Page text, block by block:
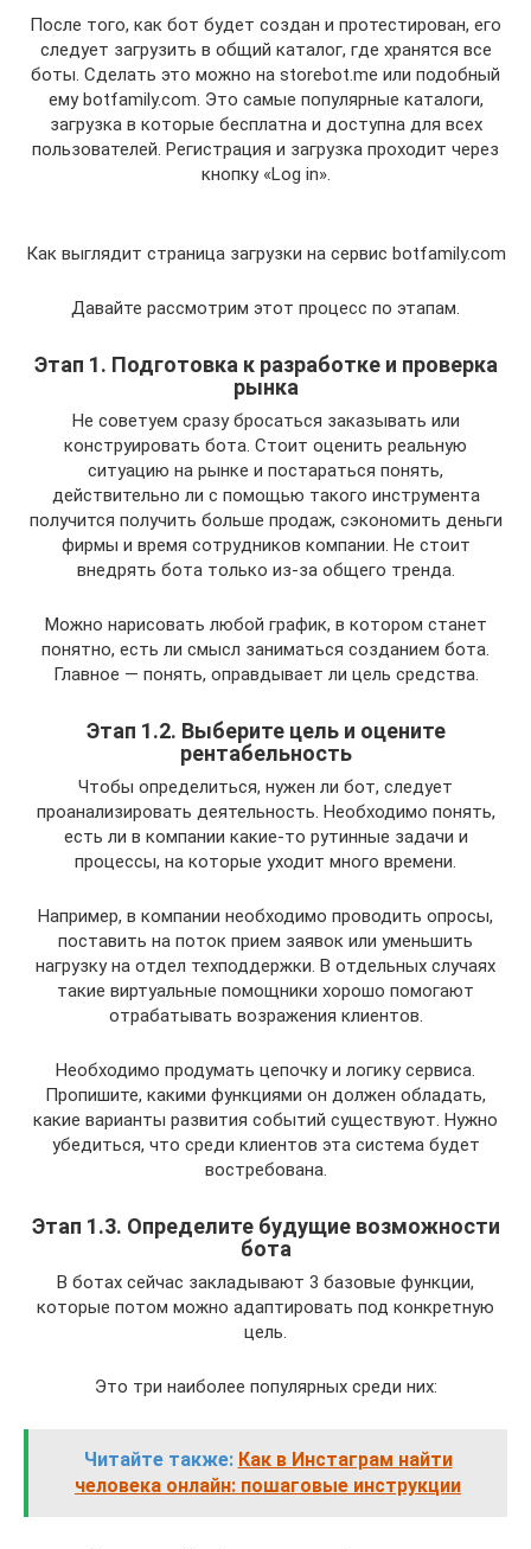
После того, как бот будет создан и протестирован, его
следует загрузить в общий каталог, где хранятся все
боты. Сделать это можно на storebot.me или подобный
ему botfamily.com. Это самые популярные каталоги,
загрузка в которые бесплатна и доступна для всех
пользователей. Регистрация и загрузка проходит через
кнопку «Log in».
Как выглядит страница загрузки на сервис botfamily.com
Давайте рассмотрим этот процесс по этапам.
Этап 1. Подготовка к разработке и проверка
рынка
Не советуем сразу бросаться заказывать или
конструировать бота. Стоит оценить реальную
ситуацию на рынке и постараться понять,
действительно ли с помощью такого инструмента
получится получить больше продаж, сэкономить деньги
фирмы и время сотрудников компании. Не стоит
внедрять бота только из-за общего тренда.
Можно нарисовать любой график, в котором станет
понятно, есть ли смысл заниматься созданием бота.
Главное — понять, оправдывает ли цель средства.
Этап 1.2. Выберите цель и оцените
рентабельность
Чтобы определиться, нужен ли бот, следует
проанализировать деятельность. Необходимо понять,
есть ли в компании какие-то рутинные задачи и
процессы, на которые уходит много времени.
Например, в компании необходимо проводить опросы,
поставить на поток прием заявок или уменьшить
нагрузку на отдел техподдержки. В отдельных случаях
такие виртуальные помощники хорошо помогают
отрабатывать возражения клиентов.
Необходимо продумать цепочку и логику сервиса.
Пропишите, какими функциями он должен обладать,
какие варианты развития событий существуют. Нужно
убедиться, что среди клиентов эта система будет
востребована.
Этап 1.3. Определите будущие возможности
бота
В ботах сейчас закладывают 3 базовые функции,
которые потом можно адаптировать под конкретную
цель.
Это три наиболее популярных среди них:
Читайте также: Как в Инстаграм найти
человека онлайн: пошаговые инструкции